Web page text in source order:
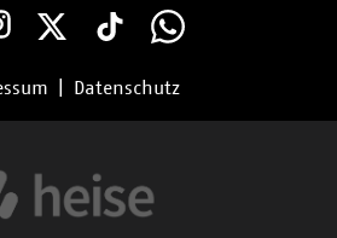
Datenschutz